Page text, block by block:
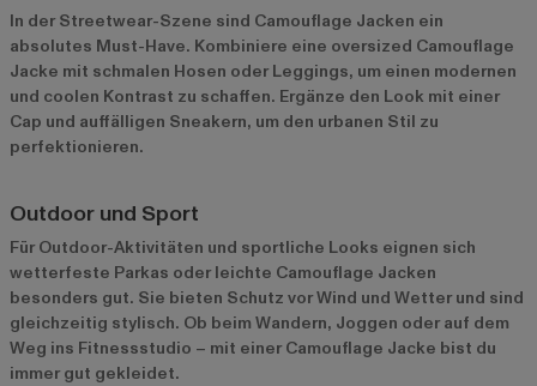
In der Streetwear-Szene sind Camouflage Jacken ein
absolutes Must-Have. Kombiniere eine oversized Camouflage
Jacke mit schmalen Hosen oder Leggings, um einen modernen
und coolen Kontrast zu schaffen. Ergänze den Look mit einer
Cap und auffälligen Sneakern, um den urbanen Stil zu
perfektionieren.
Outdoor und Sport
Für Outdoor-Aktivitäten und sportliche Looks eignen sich
wetterfeste Parkas oder leichte Camouflage Jacken
besonders gut. Sie bieten Schutz vor Wind und Wetter und sind
gleichzeitig stylisch. Ob beim Wandern, Joggen oder auf dem
Weg ins Fitnessstudio – mit einer Camouflage Jacke bist du
immer gut gekleidet.